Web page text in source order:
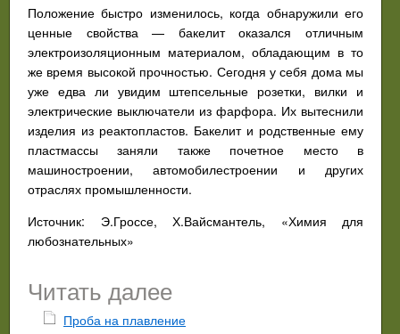
Положение быстро изменилось, когда обнаружили его
ценные свойства — бакелит оказался отличным
электроизоляционным материалом, обладающим в то
же время высокой прочностью. Сегодня у себя дома мы
уже едва ли увидим штепсельные розетки, вилки и
электрические выключатели из фарфора. Их вытеснили
изделия из реактопластов. Бакелит и родственные ему
пластмассы заняли также почетное место в
машиностроении, автомобилестроении и других
отраслях промышленности.
Источник: Э.Гроссе, Х.Вайсмантель, «Химия для
любознательных»
Читать далее
Проба на плавление